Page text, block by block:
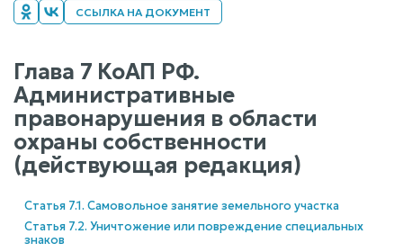
ССЫЛКА НА ДОКУМЕНТ
Глава 7 КоАП РФ.
Административные
правонарушения в области
охраны собственности
(действующая редакция)
Статья 7.1. Самовольное занятие земельного участка
Статья 7.2. Уничтожение или повреждение специальных
знаков